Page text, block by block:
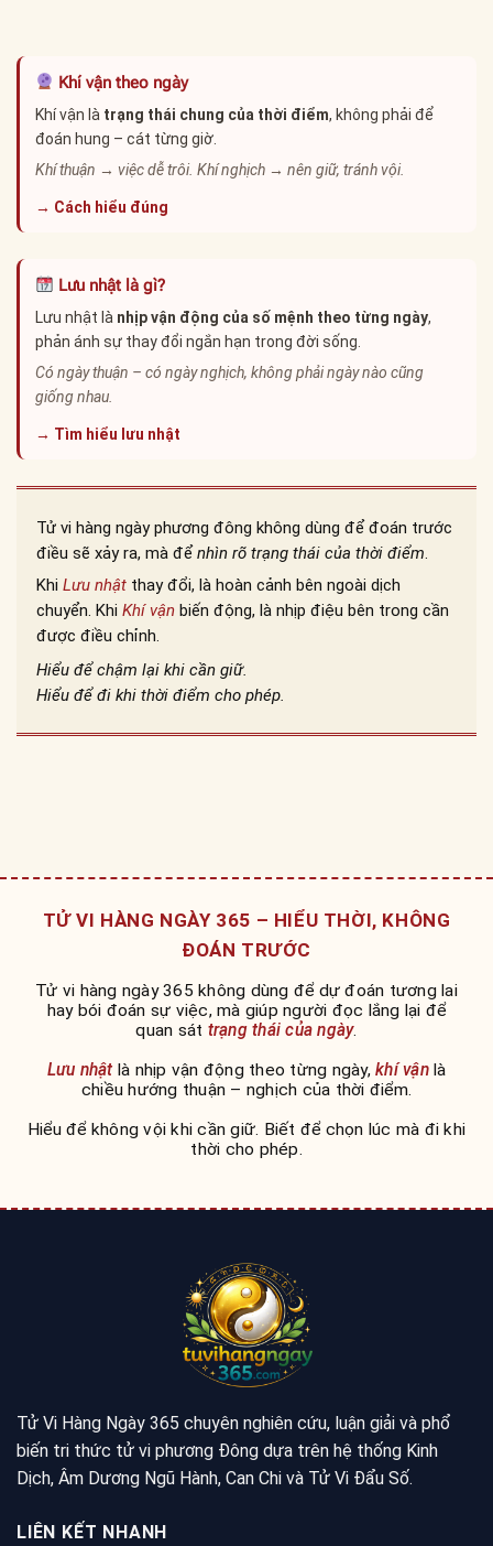
Khí vận theo ngày
Khí vận là trạng thái chung của thời điểm, không phải để
đoán hung – cát từng giờ.
Khí thuận → việc dễ trôi. Khí nghịch → nên giữ, tránh vội.
→ Cách hiểu đúng
Lưu nhật là gì?
Lưu nhật là nhịp vận động của số mệnh theo từng ngày,
phản ánh sự thay đổi ngắn hạn trong đời sống.
Có ngày thuận – có ngày nghịch, không phải ngày nào cũng
giống nhau.
→ Tìm hiểu lưu nhật
Tử vi hàng ngày phương đông không dùng để đoán trước
điều sẽ xảy ra, mà đểnhìn rõ trạng thái của thời điểm
Khi Lưu nhật thay đổi, là hoàn cảnh bên ngoài dịch
chuyển. Khi Khí vận biến động, là nhịp điệu bên trong cần
được điều chỉnh.
Hiểu để chậm lại khi cần giữ.
Hiểu để đi khi thời điểm cho phép.
TỬ VI HÀNG NGÀY 365 – HIỂU THỜI, KHÔNG
ĐOÁN TRƯỚC
Tử vi hàng ngày 365 không dùng để dự đoán tương lai
hay bói đoán sự việc, mà giúp người đọc lắng lại để
quan sát trạng thái của ngày.
Lưu nhậtlà nhịp vận động theo từng ngày, khí vậnlà
chiều hướng thuận – nghịch của thời điểm.
Hiểu để không vội khi cần giữ. Biết để chọn lúc mà đi khi
thời cho phép.
Tử Vi Hàng Ngày 365 chuyên nghiên cứu, luận giải và phổ
biến tri thức tử vi phương Đông dựa trên hệ thống Kinh
Dịch, Âm Dương Ngũ Hành, Can Chi và Tử Vi Đẩu Số.
LIÊN KẾT NHANH